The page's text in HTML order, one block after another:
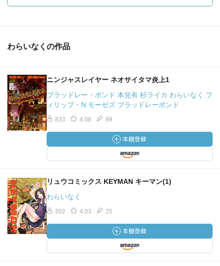
わらいなくの作品
ニンジャスレイヤー ネオサイタマ炎上1
ブラッドレー・ボンド 本兌有 杉ライカ わらいなく フ
ィリップ・N.モーゼズ ブラッドレーボンド
833 4.08 89
リュウコミックス KEYMAN キーマン(1)
わらいなく
302 4.03 25